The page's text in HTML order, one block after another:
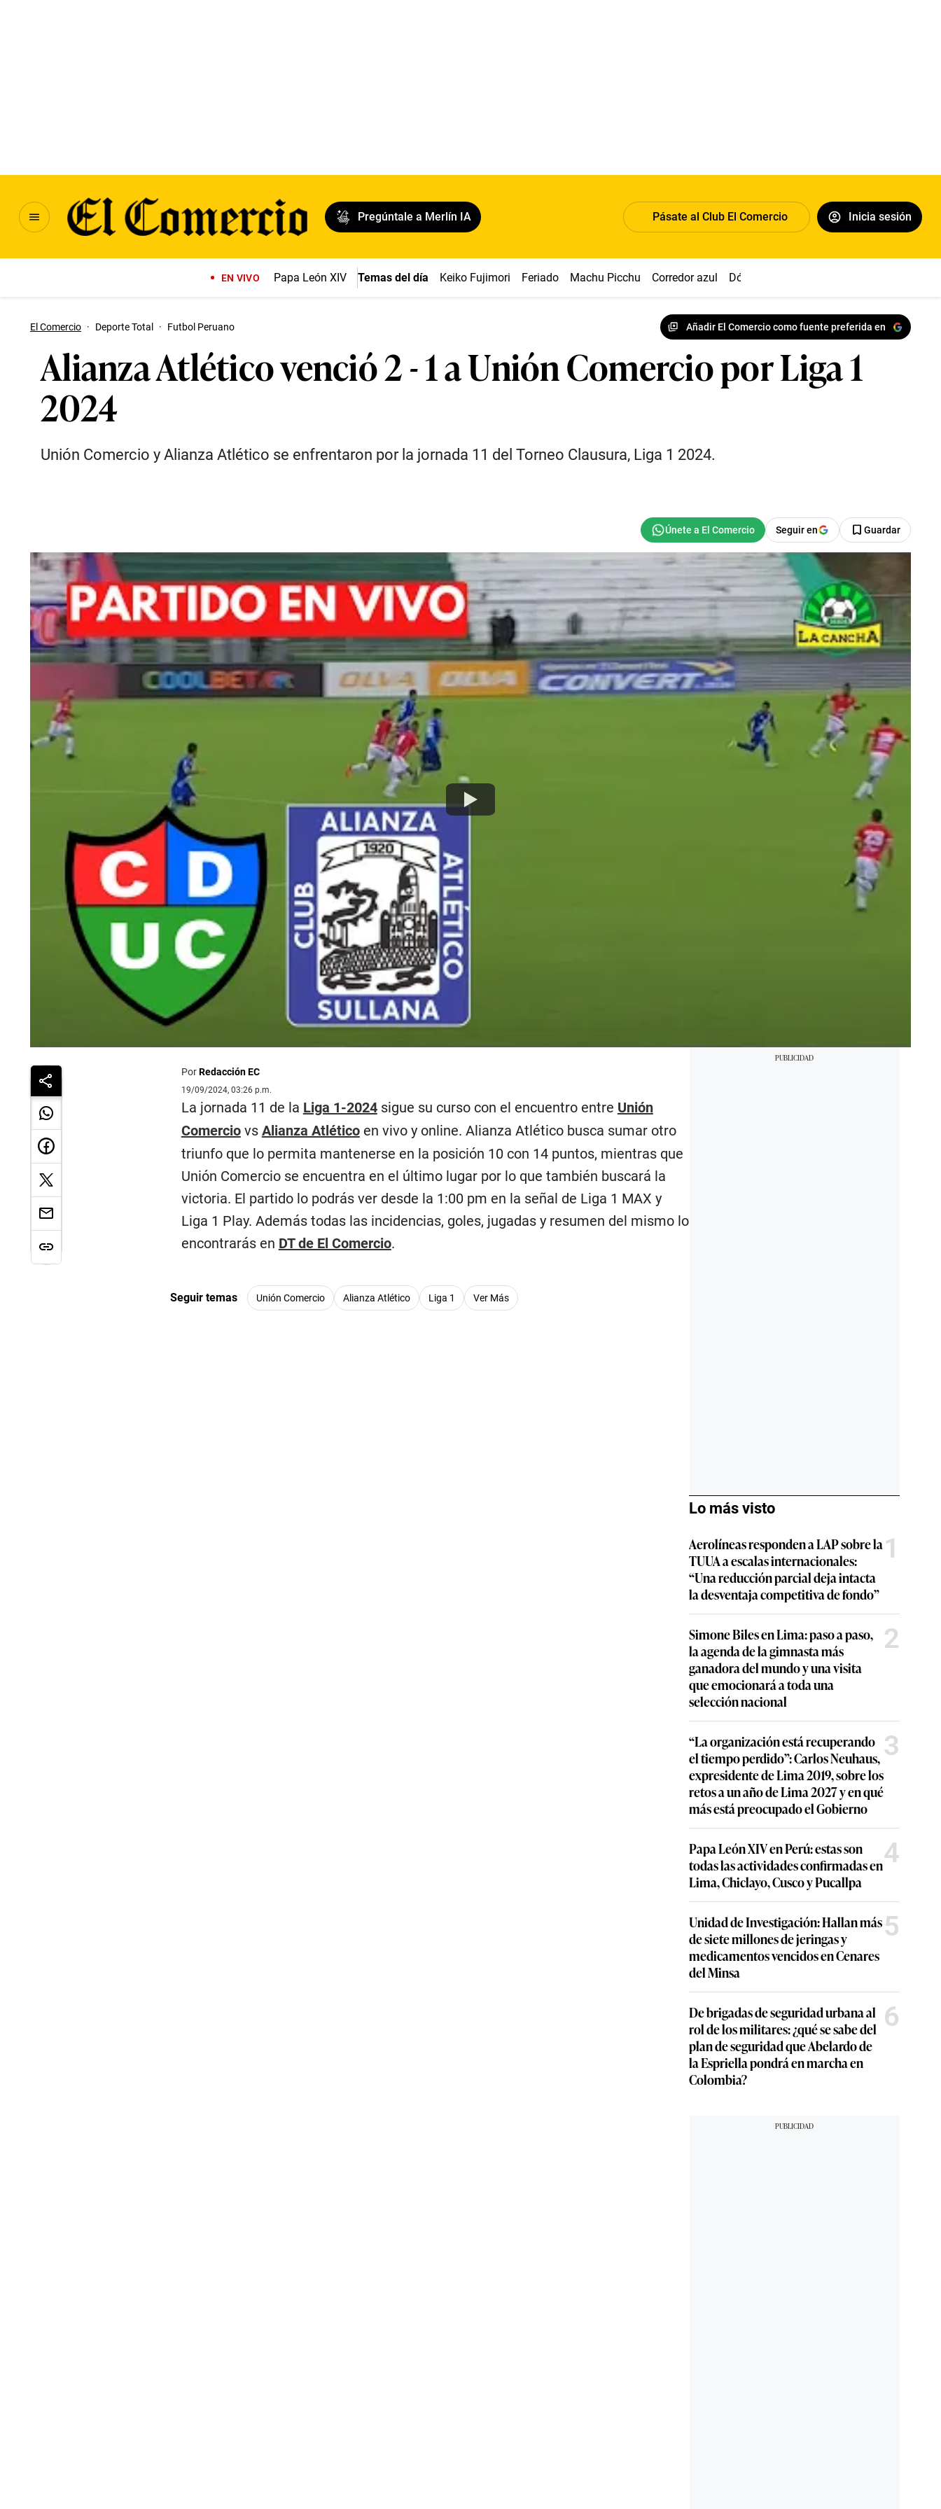
Pregúntale a Merlín IA Pásate al Club El Comercio Inicia sesión
EN VIVO Papa León XIV Temas del día Keiko Fujimori Feriado Machu Picchu Corredor azul Dólar
El Comercio · Deporte Total · Futbol Peruano Añadir El Comercio como fuente preferida en
Alianza Atlético venció 2 - 1 a Unión Comercio por Liga 1
2024
Unión Comercio y Alianza Atlético se enfrentaron por la jornada 11 del Torneo Clausura, Liga 1 2024.
Seguir en Guardar
PorRedacción EC
19/09/2024, 03:26 p.m.
La jornada 11 de la Liga 1-2024sigue su curso con el encuentro entre Unión
Comerciovs Alianza Atléticoen vivo y online. Alianza Atlético busca sumar otro
triunfo que lo permita mantenerse en la posición 10 con 14 puntos, mientras que
Unión Comercio se encuentra en el último lugar por lo que también buscará la
victoria. El partido lo podrás ver desde la 1:00 pm en la señal de Liga 1 MAX y
Liga 1 Play. Además todas las incidencias, goles, jugadas y resumen del mismo lo
encontrarás en DT de El Comercio.
Seguir temas Unión Comercio Alianza Atlético Liga 1 Ver Más
Lo más visto
Aerolíneas responden a LAP sobre la
TUUA a escalas internacionales:
“Una reducción parcial deja intacta
la desventaja competitiva de fondo”
1
Simone Biles en Lima: paso a paso,
la agenda de la gimnasta más
ganadora del mundo y una visita
que emocionará a toda una
selección nacional
2
“La organización está recuperando
el tiempo perdido”: Carlos Neuhaus,
expresidente de Lima 2019, sobre los
retos a un año de Lima 2027 y en qué
más está preocupado el Gobierno
3
Papa León XIV en Perú: estas son
todas las actividades confirmadas en
Lima, Chiclayo, Cusco y Pucallpa
4
Unidad de Investigación: Hallan más
de siete millones de jeringas y
medicamentos vencidos en Cenares
del Minsa
5
De brigadas de seguridad urbana al
rol de los militares: ¿qué se sabe del
plan de seguridad que Abelardo de
la Espriella pondrá en marcha en
Colombia?
6